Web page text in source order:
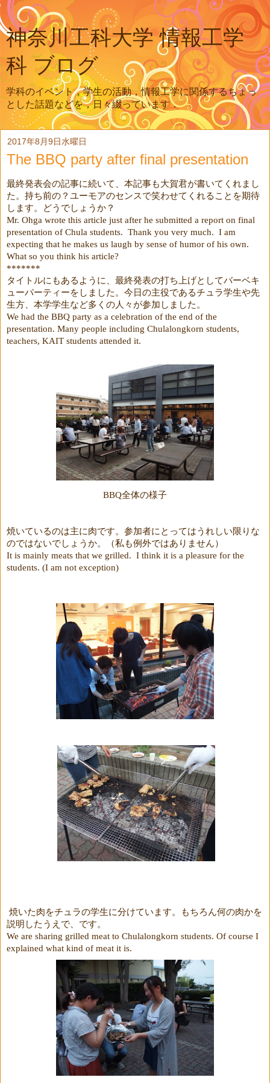
神奈川工科大学 情報工学
科 ブログ
学科のイベント，学生の活動，情報工学に関係するちょっ
とした話題などを，日々綴っています．
2017年8月9日水曜日
The BBQ party after final presentation
最終発表会の記事に続いて、本記事も大賀君が書いてくれまし
た。持ち前の？ユーモアのセンスで笑わせてくれることを期待
します。どうでしょうか？
Mr. Ohga wrote this article just after he submitted a report on final
presentation of Chula students. Thank you very much. I am
expecting that he makes us laugh by sense of humor of his own.
What so you think his article?
*******
タイトルにもあるように、最終発表の打ち上げとしてバーベキ
ューパーティーをしました。今日の主役であるチュラ学生や先
生方、本学学生など多くの人々が参加しました。
We had the BBQ party as a celebration of the end of the
presentation. Many people including Chulalongkorn students,
teachers, KAIT students attended it.
BBQ全体の様子
焼いているのは主に肉です。参加者にとってはうれしい限りな
のではないでしょうか。（私も例外ではありません）
It is mainly meats that we grilled. I think it is a pleasure for the
students. (I am not exception)
焼いた肉をチュラの学生に分けています。もちろん何の肉かを
説明したうえで、です。
We are sharing grilled meat to Chulalongkorn students. Of course I
explained what kind of meat it is.